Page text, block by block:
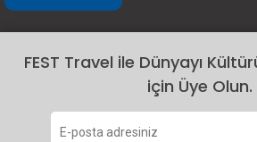
FEST Travel ile Dünyayı
için Üye Olun.
2024 Fest Travel. Tüm hakları